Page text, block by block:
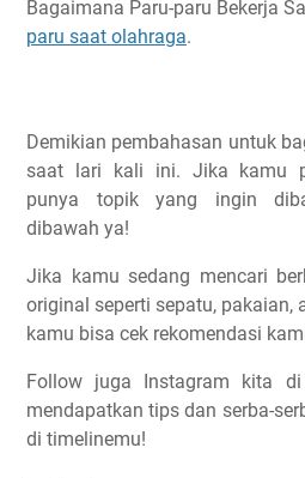
Bagaimana Paru-paru Bekerja
paru saat olahraga.
Demikian pembahasan untuk
saat lari kali ini. Jika kamu
punya topik yang ingin
dibawah ya!
Jika kamu sedang mencari
original seperti sepatu, pakaian,
kamu bisa cek rekomendasi
Follow juga Instagram kita di
mendapatkan tips dan serba-
di timelinemu!